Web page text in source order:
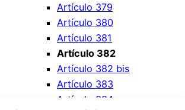
Artículo 379
Artículo 380
Artículo 381
Artículo 382
Artículo 382 bis
Artículo 383
Artículo 384